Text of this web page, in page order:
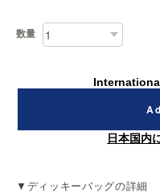
数量
日本国内
▼ディッキーバッグの詳細